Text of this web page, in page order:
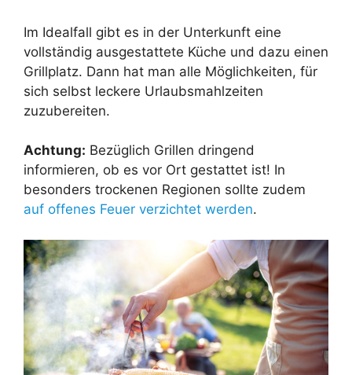
Im Idealfall gibt es in der Unterkunft eine
vollständig ausgestattete Küche und dazu einen
Grillplatz. Dann hat man alle Möglichkeiten, für
sich selbst leckere Urlaubsmahlzeiten
zuzubereiten.
Achtung: Bezüglich Grillen dringend
informieren, ob es vor Ort gestattet ist! In
besonders trockenen Regionen sollte zudem
auf offenes Feuer verzichtet werden.